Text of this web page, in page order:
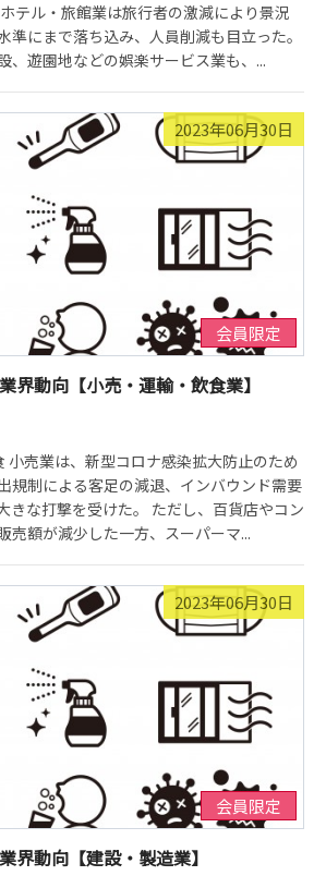
テル・旅館業は旅行者の激減により景況
準にまで落ち込み、人員削減も目立った。
、遊園地などの娯楽サービス業も、...
2023年06月30日
会員限定
界動向【小売・運輸・飲食業】
小売業は、新型コロナ感染拡大防止のため
規制による客足の減退、インバウンド需要
きな打撃を受けた。 ただし、百貨店やコン
売額が減少した一方、スーパーマ...
2023年06月30日
会員限定
界動向【建設・製造業】